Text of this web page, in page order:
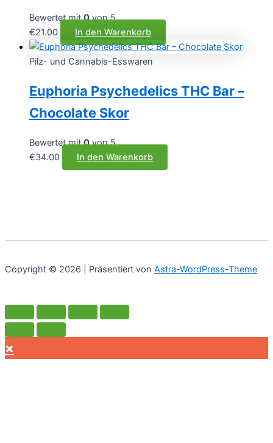
der
werden
Bewertet mit0von 5
€21.00 In den Warenkorb
Pilz- und Cannabis-Esswaren
Euphoria Psychedelics THC Bar –
Chocolate Skor
Bewertet mit0von 5
€34.00 In den Warenkorb
Copyright © 2026 | Präsentiert von Astra-WordPress-Theme
×